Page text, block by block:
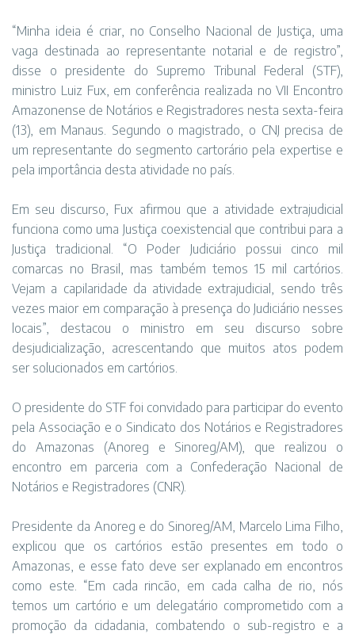
“Minha ideia é criar, no Conselho Nacional de Justiça, uma
vaga destinada ao representante notarial e de registro”,
disse o presidente do Supremo Tribunal Federal (STF),
ministro Luiz Fux, em conferência realizada no VII Encontro
Amazonense de Notários e Registradores nesta sexta-feira
(13), em Manaus. Segundo o magistrado, o CNJ precisa de
um representante do segmento cartorário pela expertise e
pela importância desta atividade no país.
Em seu discurso, Fux afirmou que a atividade extrajudicial
funciona como uma Justiça coexistencial que contribui para a
Justiça tradicional. “O Poder Judiciário possui cinco mil
comarcas no Brasil, mas também temos 15 mil cartórios.
Vejam a capilaridade da atividade extrajudicial, sendo três
vezes maior em comparação à presença do Judiciário nesses
locais”, destacou o ministro em seu discurso sobre
desjudicialização, acrescentando que muitos atos podem
ser solucionados em cartórios.
O presidente do STF foi convidado para participar do evento
pela Associação e o Sindicato dos Notários e Registradores
do Amazonas (Anoreg e Sinoreg/AM), que realizou o
encontro em parceria com a Confederação Nacional de
Notários e Registradores (CNR).
Presidente da Anoreg e do Sinoreg/AM, Marcelo Lima Filho,
explicou que os cartórios estão presentes em todo o
Amazonas, e esse fato deve ser explanado em encontros
como este. “Em cada rincão, em cada calha de rio, nós
temos um cartório e um delegatário comprometido com a
promoção da cidadania, combatendo o sub-registro e a